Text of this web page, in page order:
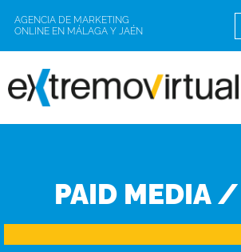
AGENCIA DE MARKETING
ONLINE EN MÁLAGA Y JAÉN
PAID MEDIA /